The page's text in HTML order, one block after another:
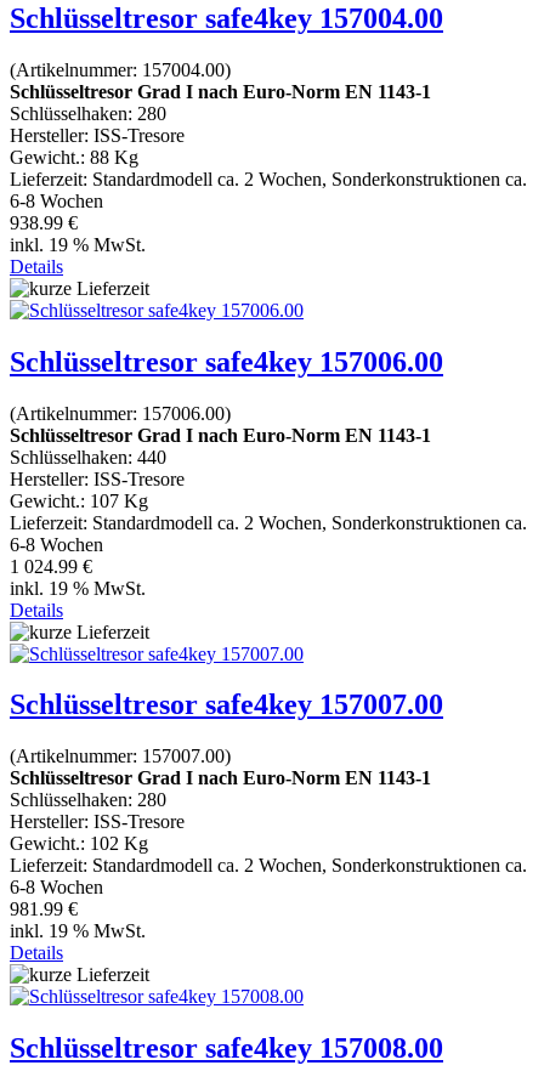
Schlüsseltresor safe4key 157004.00
(Artikelnummer: 157004.00)
Schlüsseltresor Grad I nach Euro-Norm EN 1143-1
Schlüsselhaken: 280
Hersteller: ISS-Tresore
Gewicht.: 88 Kg
Lieferzeit: Standardmodell ca. 2 Wochen, Sonderkonstruktionen ca.
6-8 Wochen
938.99 €
inkl. 19 % MwSt.
Details
Schlüsseltresor safe4key 157006.00
(Artikelnummer: 157006.00)
Schlüsseltresor Grad I nach Euro-Norm EN 1143-1
Schlüsselhaken: 440
Hersteller: ISS-Tresore
Gewicht.: 107 Kg
Lieferzeit: Standardmodell ca. 2 Wochen, Sonderkonstruktionen ca.
6-8 Wochen
1 024.99 €
inkl. 19 % MwSt.
Details
Schlüsseltresor safe4key 157007.00
(Artikelnummer: 157007.00)
Schlüsseltresor Grad I nach Euro-Norm EN 1143-1
Schlüsselhaken: 280
Hersteller: ISS-Tresore
Gewicht.: 102 Kg
Lieferzeit: Standardmodell ca. 2 Wochen, Sonderkonstruktionen ca.
6-8 Wochen
981.99 €
inkl. 19 % MwSt.
Details
Schlüsseltresor safe4key 157008.00